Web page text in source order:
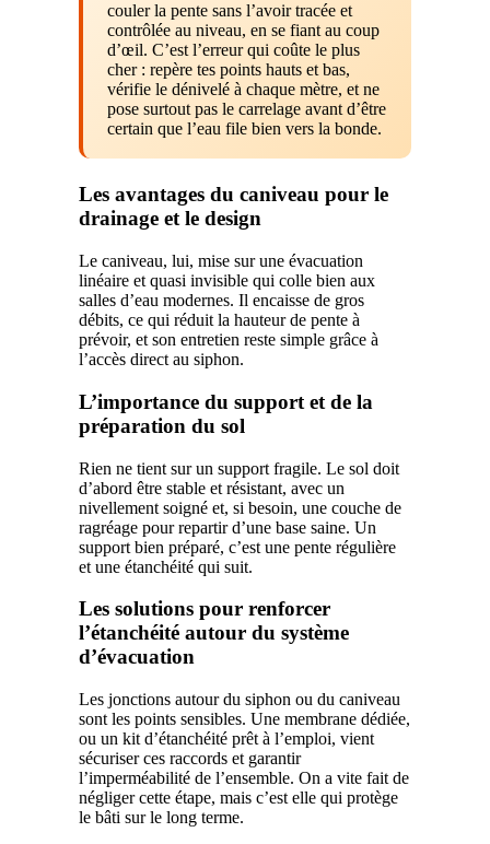
couler la pente sans l’avoir tracée et
contrôlée au niveau, en se fiant au coup
d’œil. C’est l’erreur qui coûte le plus
cher : repère tes points hauts et bas,
vérifie le dénivelé à chaque mètre, et ne
pose surtout pas le carrelage avant d’être
certain que l’eau file bien vers la bonde.
Les avantages du caniveau pour le
drainage et le design
Le caniveau, lui, mise sur une évacuation
linéaire et quasi invisible qui colle bien aux
salles d’eau modernes. Il encaisse de gros
débits, ce qui réduit la hauteur de pente à
prévoir, et son entretien reste simple grâce à
l’accès direct au siphon.
L’importance du support et de la
préparation du sol
Rien ne tient sur un support fragile. Le sol doit
d’abord être stable et résistant, avec un
nivellement soigné et, si besoin, une couche de
ragréage pour repartir d’une base saine. Un
support bien préparé, c’est une pente régulière
et une étanchéité qui suit.
Les solutions pour renforcer
l’étanchéité autour du système
d’évacuation
Les jonctions autour du siphon ou du caniveau
sont les points sensibles. Une membrane dédiée,
ou un kit d’étanchéité prêt à l’emploi, vient
sécuriser ces raccords et garantir
l’imperméabilité de l’ensemble. On a vite fait de
négliger cette étape, mais c’est elle qui protège
le bâti sur le long terme.